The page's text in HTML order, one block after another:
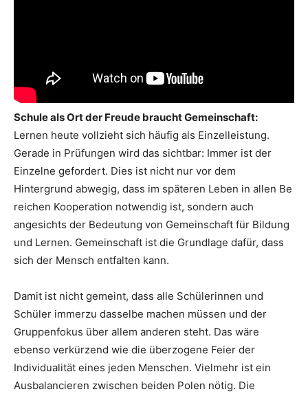
Schule als Ort der Freude braucht Gemeinschaft:
Lernen heute vollzieht sich häufig als Einzelleistung.
Gerade in Prüfungen wird das sichtbar: Immer ist der
Einzelne gefordert. Dies ist nicht nur vor dem
Hintergrund abwegig, dass im späteren Leben in allen Be
reichen Kooperation notwendig ist, sondern auch
angesichts der Bedeutung von Gemeinschaft für Bildung
und Lernen. Gemeinschaft ist die Grundlage dafür, dass
sich der Mensch entfalten kann.
Damit ist nicht gemeint, dass alle Schülerinnen und
Schüler immerzu dasselbe machen müssen und der
Gruppenfokus über allem anderen steht. Das wäre
ebenso verkürzend wie die überzogene Feier der
Individualität eines jeden Menschen. Vielmehr ist ein
Ausbalancieren zwischen beiden Polen nötig. Die